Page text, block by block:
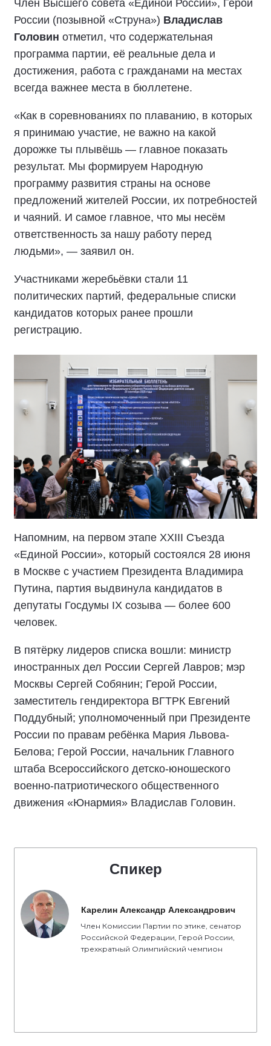
Член Высшего совета «Единой России», Герой
России (позывной «Струна») Владислав
Головин отметил, что содержательная
программа партии, её реальные дела и
достижения, работа с гражданами на местах
всегда важнее места в бюллетене.
«Как в соревнованиях по плаванию, в которых
я принимаю участие, не важно на какой
дорожке ты плывёшь — главное показать
результат. Мы формируем Народную
программу развития страны на основе
предложений жителей России, их потребностей
и чаяний. И самое главное, что мы несём
ответственность за нашу работу перед
людьми», — заявил он.
Участниками жеребьёвки стали 11
политических партий, федеральные списки
кандидатов которых ранее прошли
регистрацию.
Напомним, на первом этапе XXIII Съезда
«Единой России», который состоялся 28 июня
в Москве с участием Президента Владимира
Путина, партия выдвинула кандидатов в
депутаты Госдумы IX созыва — более 600
человек.
В пятёрку лидеров списка вошли: министр
иностранных дел России Сергей Лавров; мэр
Москвы Сергей Собянин; Герой России,
заместитель гендиректора ВГТРК Евгений
Поддубный; уполномоченный при Президенте
России по правам ребёнка Мария Львова-
Белова; Герой России, начальник Главного
штаба Всероссийского детско-юношеского
военно-патриотического общественного
движения «Юнармия» Владислав Головин.
Спикер
Карелин Александр Александрович
Член Комиссии Партии по этике, сенатор
Российской Федерации, Герой России,
трехкратный Олимпийский чемпион